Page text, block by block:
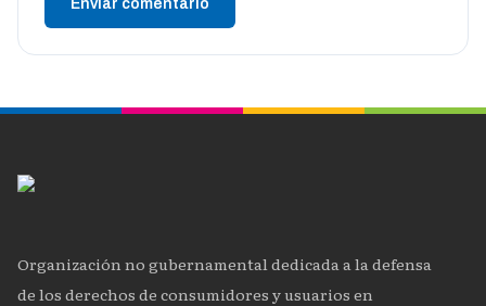
Enviar comentario
Organización no gubernamental dedicada a la defensa
de los derechos de consumidores y usuarios en